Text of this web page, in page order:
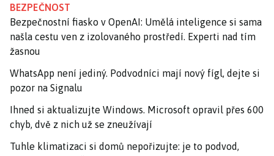
BEZPEČNOST
Bezpečnostní fiasko v OpenAI: Umělá inteligence si sama
našla cestu ven z izolovaného prostředí. Experti nad tím
žasnou
WhatsApp není jediný. Podvodníci mají nový fígl, dejte si
pozor na Signalu
Ihned si aktualizujte Windows. Microsoft opravil přes 600
chyb, dvě z nich už se zneužívají
Tuhle klimatizaci si domů nepořizujte: je to podvod,